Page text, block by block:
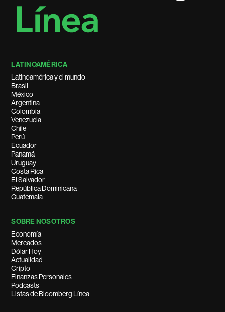
LATINOAMÉRICA
Latinoamérica y el mundo
Brasil
México
Argentina
Colombia
Venezuela
Chile
Perú
Ecuador
Panamá
Uruguay
Costa Rica
El Salvador
República Dominicana
Guatemala
SOBRE NOSOTROS
Economía
Mercados
Dólar Hoy
Actualidad
Cripto
Finanzas Personales
Podcasts
Listas de Bloomberg Línea